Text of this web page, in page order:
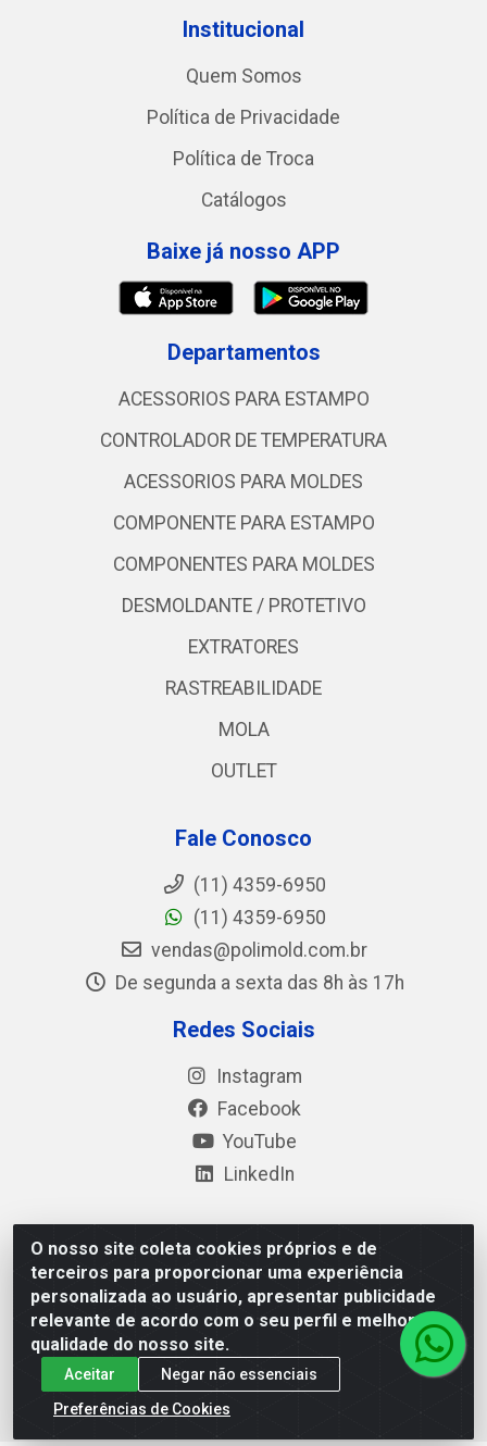
O nosso site coleta cookies próprios e de
terceiros para proporcionar uma experiência
personalizada ao usuário, apresentar publicidade
relevante de acordo com o seu perfil e melhorar a
qualidade do nosso site.
Aceitar
Negar não essenciais
Preferências de Cookies
Institucional
Quem Somos
Política de Privacidade
Política de Troca
Catálogos
Baixe já nosso APP
Departamentos
ACESSORIOS PARA ESTAMPO
CONTROLADOR DE TEMPERATURA
ACESSORIOS PARA MOLDES
COMPONENTE PARA ESTAMPO
COMPONENTES PARA MOLDES
DESMOLDANTE / PROTETIVO
EXTRATORES
RASTREABILIDADE
MOLA
OUTLET
Fale Conosco
(11) 4359-6950
(11) 4359-6950
vendas@polimold.com.br
De segunda a sexta das 8h às 17h
Redes Sociais
Instagram
Facebook
YouTube
LinkedIn
Polimold Industrial Ltda - Estrada dos Casa, 4585 – São
Bernardo do Campo / SP – CEP: 09.840-000 - CNPJ
44.106.466/0001-41